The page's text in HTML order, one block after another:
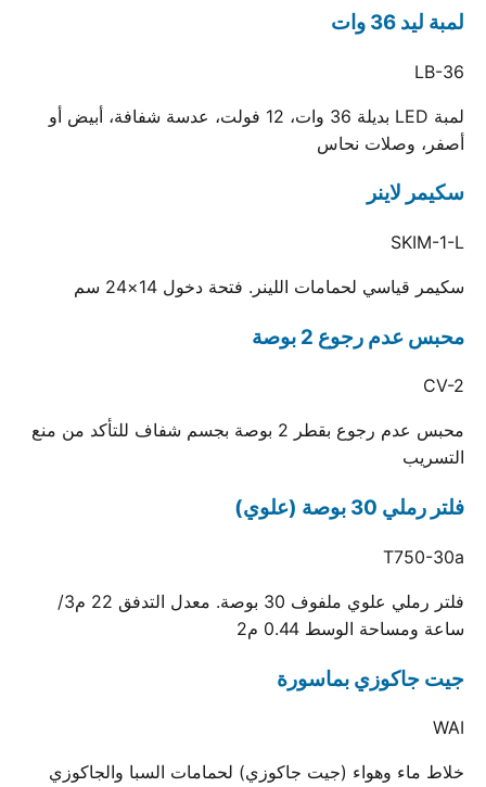
لمبة ليد 36 وات
LB-36
لمبة LED بديلة 36 وات، 12 فولت، عدسة شفافة، أبيض أو
أصفر، وصلات نحاس
سكيمر لاينر
SKIM-1-L
سكيمر قياسي لحمامات اللينر. فتحة دخول 14×24 سم
محبس عدم رجوع 2 بوصة
CV-2
محبس عدم رجوع بقطر 2 بوصة بجسم شفاف للتأكد من منع
التسريب
فلتر رملي 30 بوصة (علوي)
T750-30a
فلتر رملي علوي ملفوف 30 بوصة. معدل التدفق 22 م3/
ساعة ومساحة الوسط 0.44 م2
جيت جاكوزي بماسورة
WAI
خلاط ماء وهواء (جيت جاكوزي) لحمامات السبا والجاكوزي